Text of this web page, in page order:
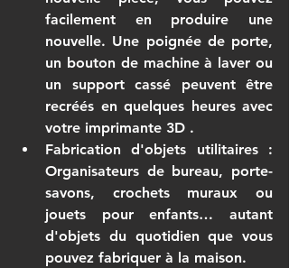
facilement en produire une
nouvelle. Une poignée de porte,
un bouton de machine à laver ou
un support cassé peuvent être
recréés en quelques heures avec
votre imprimante 3D .
Fabrication d'objets utilitaires :
Organisateurs de bureau, porte-
savons, crochets muraux ou
jouets pour enfants… autant
d'objets du quotidien que vous
pouvez fabriquer à la maison.